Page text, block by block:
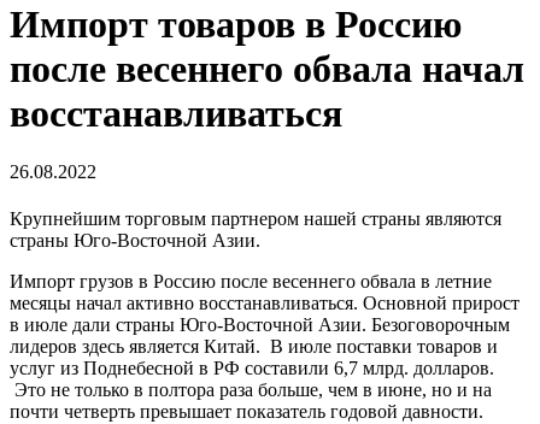
Импорт товаров в Россию
после весеннего обвала начал
восстанавливаться
26.08.2022
Крупнейшим торговым партнером нашей страны являются
страны Юго-Восточной Азии.
Импорт грузов в Россию после весеннего обвала в летние
месяцы начал активно восстанавливаться. Основной прирост
в июле дали страны Юго-Восточной Азии. Безоговорочным
лидеров здесь является Китай. В июле поставки товаров и
услуг из Поднебесной в РФ составили 6,7 млрд. долларов.
Это не только в полтора раза больше, чем в июне, но и на
почти четверть превышает показатель годовой давности.